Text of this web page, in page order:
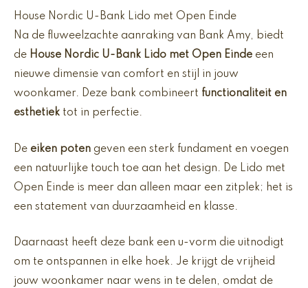
House Nordic U-Bank Lido met Open Einde
Na de fluweelzachte aanraking van Bank Amy, biedt
de House Nordic U-Bank Lido met Open Einde een
nieuwe dimensie van comfort en stijl in jouw
woonkamer. Deze bank combineert functionaliteit en
esthetiek tot in perfectie.
De eiken poten geven een sterk fundament en voegen
een natuurlijke touch toe aan het design. De Lido met
Open Einde is meer dan alleen maar een zitplek; het is
een statement van duurzaamheid en klasse.
Daarnaast heeft deze bank een u-vorm die uitnodigt
om te ontspannen in elke hoek. Je krijgt de vrijheid
jouw woonkamer naar wens in te delen, omdat de